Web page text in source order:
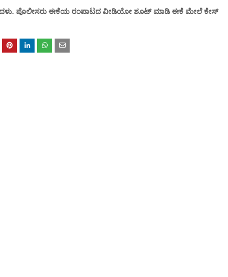
ಪೊಲೀಸರು ಈಕೆಯ ರಂಪಾಟದ ವೀಡಿಯೋ ಶೂಟ್ ಮಾಡಿ ಈಕೆ ಮೇಲೆ ಕೇಸ್